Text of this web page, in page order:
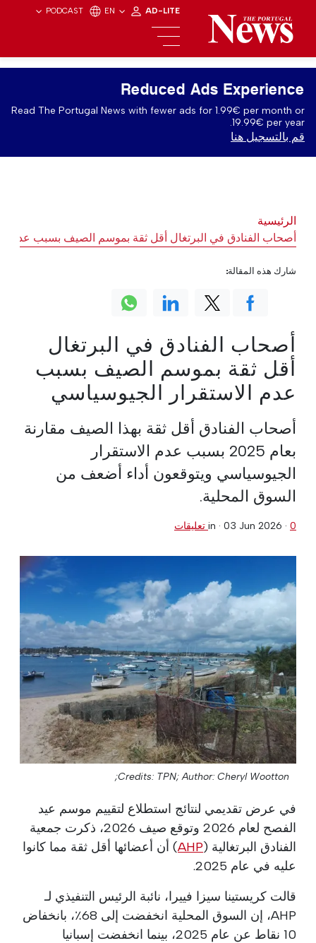
PODCAST EN AD-LITE
Reduced Ads Experience
Read The Portugal News with fewer ads for 1.99€ per month or
19.99€ per year.
قم بالتسجيل هنا
الرئيسية
أصحاب الفنادق في البرتغال أقل ثقة بموسم الصيف بسبب عدم
أصحاب الفنادق في البرتغال
أقل ثقة بموسم الصيف بسبب
عدم الاستقرار الجيوسياسي
أصحاب الفنادق أقل ثقة بهذا الصيف مقارنة
بعام 2025 بسبب عدم الاستقرار
الجيوسياسي ويتوقعون أداء أضعف من
السوق المحلية.
in · 03 Jun 2026 · 0 تعليقات
Credits: TPN; Author: Cheryl Wootton;
في عرض تقديمي لنتائج استطلاع لتقييم موسم عيد
الفصح لعام 2026 وتوقع صيف 2026، ذكرت جمعية
الفنادق البرتغالية (AHP) أن أعضائها أقل ثقة مما كانوا
عليه في عام 2025.
قالت كريستينا سيزا فييرا، نائبة الرئيس التنفيذي لـ
AHP، إن السوق المحلية انخفضت إلى 68٪، بانخفاض
10 نقاط عن عام 2025، بينما انخفضت إسبانيا
شارك هذه المقالة: